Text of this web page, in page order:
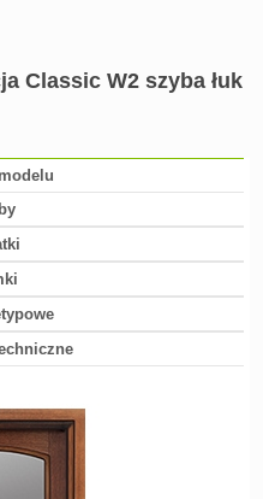
Classic W2 szyba łuk